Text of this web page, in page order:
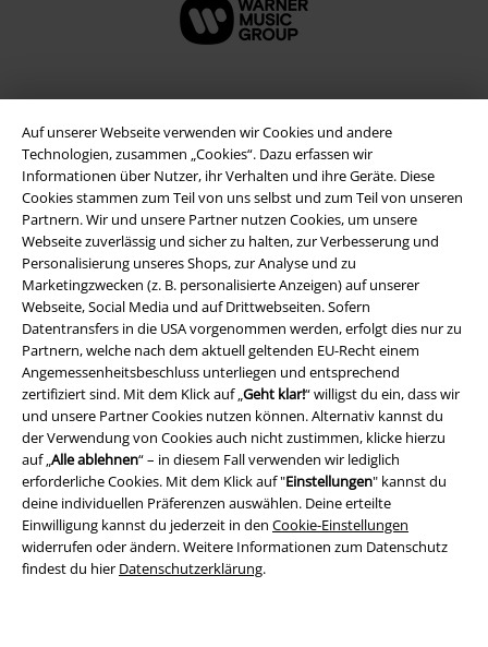
Auf unserer Webseite verwenden wir Cookies und andere
Technologien, zusammen „Cookies“. Dazu erfassen wir
Informationen über Nutzer, ihr Verhalten und ihre Geräte. Diese
Cookies stammen zum Teil von uns selbst und zum Teil von unseren
Partnern. Wir und unsere Partner nutzen Cookies, um unsere
Webseite zuverlässig und sicher zu halten, zur Verbesserung und
Personalisierung unseres Shops, zur Analyse und zu
Marketingzwecken (z. B. personalisierte Anzeigen) auf unserer
Webseite, Social Media und auf Drittwebseiten. Sofern
Datentransfers in die USA vorgenommen werden, erfolgt dies nur zu
Partnern, welche nach dem aktuell geltenden EU-Recht einem
Angemessenheitsbeschluss unterliegen und entsprechend
zertifiziert sind. Mit dem Klick auf „Geht klar!“ willigst du ein, dass wir
und unsere Partner Cookies nutzen können. Alternativ kannst du
der Verwendung von Cookies auch nicht zustimmen, klicke hierzu
auf „Alle ablehnen“ – in diesem Fall verwenden wir lediglich
erforderliche Cookies. Mit dem Klick auf "Einstellungen" kannst du
deine individuellen Präferenzen auswählen. Deine erteilte
Einwilligung kannst du jederzeit in den Cookie-Einstellungen
widerrufen oder ändern. Weitere Informationen zum Datenschutz
findest du hier Datenschutzerklärung.
Rechtliches
AGB
Impressum
Datenschutz
Entsorgung und Umweltschutz
Konformitätserklärung
Information zur Barrierefreiheit